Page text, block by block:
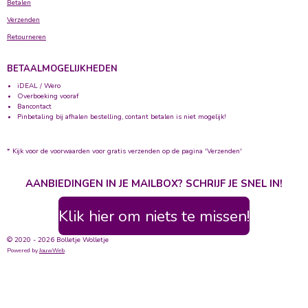
Betalen
Verzenden
Retourneren
BETAALMOGELIJKHEDEN
iDEAL / Wero
Overboeking vooraf
Bancontact
Pinbetaling bij afhalen bestelling, contant betalen is niet mogelijk!
* Kijk voor de voorwaarden voor gratis verzenden op de pagina 'Verzenden'
AANBIEDINGEN IN JE MAILBOX? SCHRIJF JE SNEL IN!
Klik hier om niets te missen!
© 2020 - 2026 Bolletje Wolletje
Powered byJouwWeb